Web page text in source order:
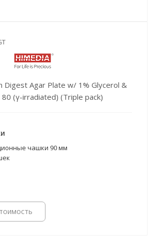
Digest Agar Plate w/ 1% Glycerol &
(γ-irradiated) (Triple pack)
чашки 90 мм